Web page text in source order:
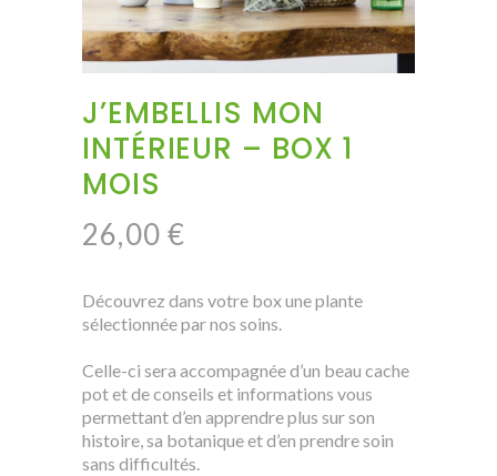
J’EMBELLIS MON
INTÉRIEUR – BOX 1
MOIS
26,00€
Découvrez dans votre box une plante
sélectionnée par nos soins.
Celle-ci sera accompagnée d’un beau cache
pot et de conseils et informations vous
permettant d’en apprendre plus sur son
histoire, sa botanique et d’en prendre soin
sans difficultés.